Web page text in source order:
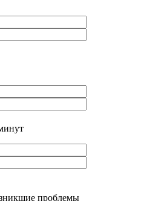
проблемы